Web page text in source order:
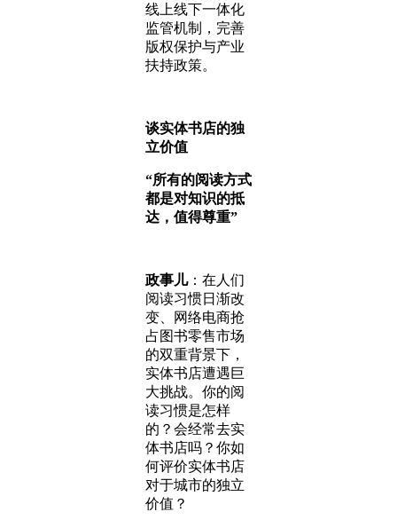
线上线下一体化
监管机制，完善
版权保护与产业
扶持政策。
谈实体书店的独
立价值
“所有的阅读方式
都是对知识的抵
达，值得尊重”
政事儿：在人们
阅读习惯日渐改
变、网络电商抢
占图书零售市场
的双重背景下，
实体书店遭遇巨
大挑战。你的阅
读习惯是怎样
的？会经常去实
体书店吗？你如
何评价实体书店
对于城市的独立
价值？